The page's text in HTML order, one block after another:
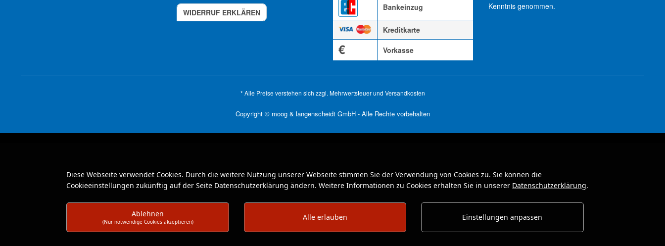
WIDERRUF ERKLÄREN
Bankeinzug
Kreditkarte
€ Vorkasse
Kenntnis genommen.
* Alle Preise verstehen sich zzgl. Mehrwertsteuer und Versandkosten
Copyright © moog & langenscheidt GmbH - Alle Rechte vorbehalten
Diese Webseite verwendet Cookies. Durch die weitere Nutzung unserer Webseite stimmen Sie der Verwendung von Cookies zu. Sie können die
Cookieeinstellungen zukünftig auf der Seite Datenschutzerklärung ändern. Weitere Informationen zu Cookies erhalten Sie in unserer Datenschutzerklärung.
Ablehnen
(Nur notwendige Cookies akzeptieren) Alle erlauben Einstellungen anpassen